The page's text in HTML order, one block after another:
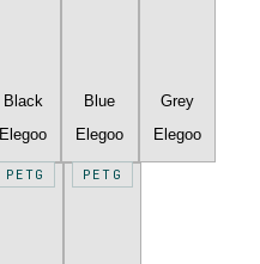
Black
Elegoo
Blue
Elegoo
Grey
Elegoo
PETG PETG